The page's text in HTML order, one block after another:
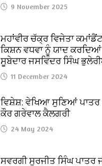
9 November 2025
ਮਹਾਂਵੀਰ ਚੱਕ੍ਰ ਵਿਜੇਤਾ
ਕਿਸ਼ਨ ਵਧਵਾ ਨੂੰ ਯਾਦ
ਸੂਬੇਦਾਰ ਜਸਵਿੰਦਰ ਸਿੰਘ
11 December 2024
ਵਿਸ਼ੇਸ਼: ਵੇਖਿਆ ਸੁਣਿਆਂ ਪਾਤਰ
ਕੌਰ ਗਰੇਵਾਲ ਕੈਲਗਰੀ
24 May 2024
ਸਵਰਗੀ ਸੁਰਜੀਤ ਸਿੰਘ ਪਾਤਰ